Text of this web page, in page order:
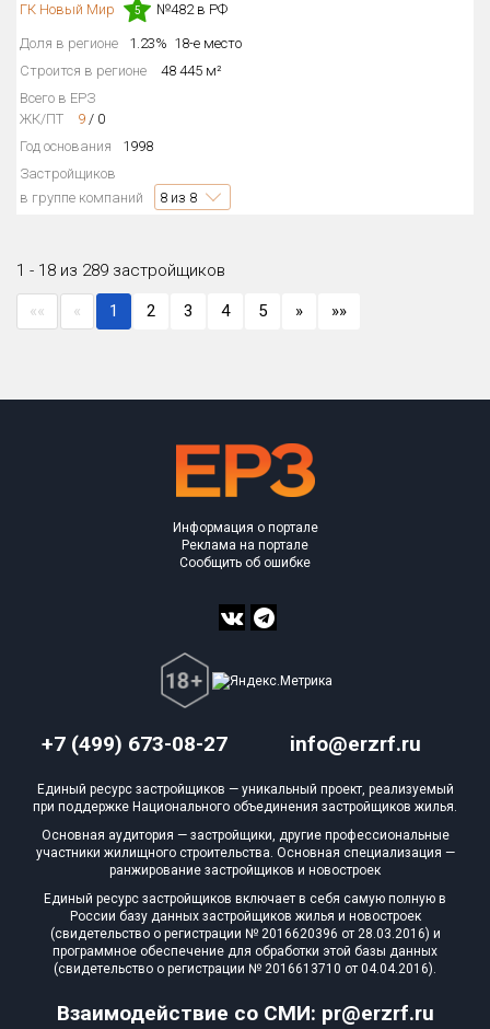
ГК Новый Мир 5 №482 в РФ
Доля в регионе 1.23% 18-е место
Строится в регионе
48 445 м²
Всего в ЕРЗ
ЖК/ПТ
9 / 0
Год основания
1998
Застройщиков
в группе компаний
8 из 8
1 - 18 из 289 застройщиков
«« « 1 2 3 4 5 » »»
+7 (499) 673-08-27 info@erzrf.ru
Взаимодействие со СМИ: pr@erzrf.ru
Информация о портале
Реклама на портале
Сообщить об ошибке
Единый ресурс застройщиков — уникальный проект, реализуемый
при поддержке Национального объединения застройщиков жилья.
Основная аудитория — застройщики, другие профессиональные
участники жилищного строительства. Основная специализация —
ранжирование застройщиков и новостроек
Единый ресурс застройщиков включает в себя самую полную в
России базу данных застройщиков жилья и новостроек
(свидетельство о регистрации № 2016620396 от 28.03.2016) и
программное обеспечение для обработки этой базы данных
(свидетельство о регистрации № 2016613710 от 04.04.2016).